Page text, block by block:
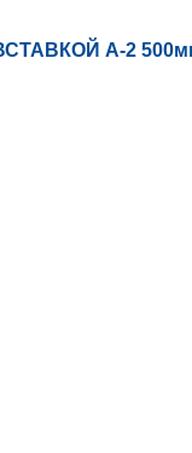
А-2 500мм,